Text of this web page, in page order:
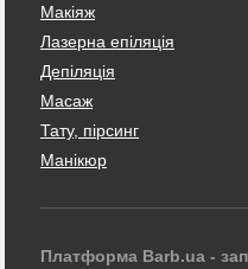
Макіяж
Лазерна епіляція
Депіляція
Масаж
Тату, пірсинг
Манікюр
Платформа Barb.ua -